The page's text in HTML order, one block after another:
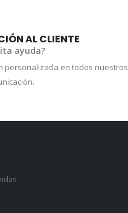
AL CLIENTE
ayuda?
personalizada en todos